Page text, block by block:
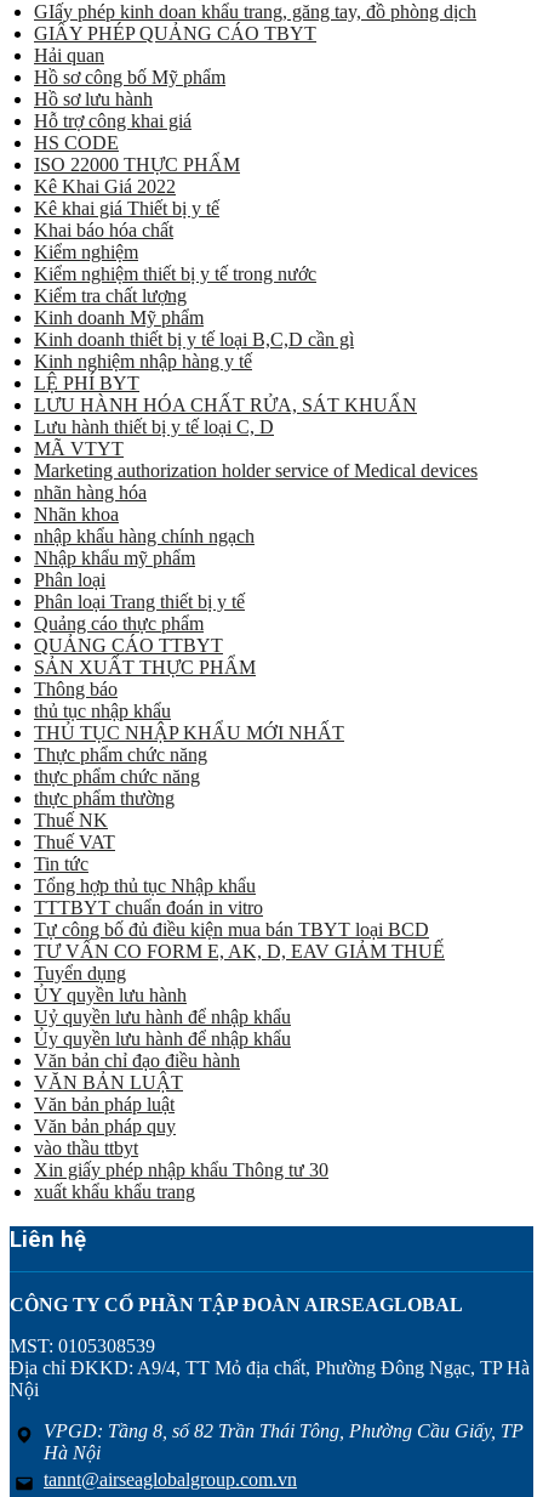
GIấy phép kinh doan khẩu trang, găng tay, đồ phòng dịch
GIẤY PHÉP QUẢNG CÁO TBYT
Hải quan
Hồ sơ công bố Mỹ phẩm
Hồ sơ lưu hành
Hỗ trợ công khai giá
HS CODE
ISO 22000 THỰC PHẨM
Kê Khai Giá 2022
Kê khai giá Thiết bị y tế
Khai báo hóa chất
Kiểm nghiệm
Kiểm nghiệm thiết bị y tế trong nước
Kiểm tra chất lượng
Kinh doanh Mỹ phẩm
Kinh doanh thiết bị y tế loại B,C,D cần gì
Kinh nghiệm nhập hàng y tế
LỆ PHÍ BYT
LƯU HÀNH HÓA CHẤT RỬA, SÁT KHUẨN
Lưu hành thiết bị y tế loại C, D
MÃ VTYT
Marketing authorization holder service of Medical devices
nhãn hàng hóa
Nhãn khoa
nhập khẩu hàng chính ngạch
Nhập khẩu mỹ phẩm
Phân loại
Phân loại Trang thiết bị y tế
Quảng cáo thực phẩm
QUẢNG CÁO TTBYT
SẢN XUẤT THỰC PHẨM
Thông báo
thủ tục nhập khẩu
THỦ TỤC NHẬP KHẨU MỚI NHẤT
Thực phẩm chức năng
thực phẩm chức năng
thực phẩm thường
Thuế NK
Thuế VAT
Tin tức
Tổng hợp thủ tục Nhập khẩu
TTTBYT chuẩn đoán in vitro
Tự công bố đủ điều kiện mua bán TBYT loại BCD
TƯ VẤN CO FORM E, AK, D, EAV GIẢM THUẾ
Tuyển dụng
ỦY quyền lưu hành
Uỷ quyền lưu hành để nhập khẩu
Ủy quyền lưu hành để nhập khẩu
Văn bản chỉ đạo điều hành
VĂN BẢN LUẬT
Văn bản pháp luật
Văn bản pháp quy
vào thầu ttbyt
Xin giấy phép nhập khẩu Thông tư 30
xuất khẩu khẩu trang
Liên hệ
CÔNG TY CỔ PHẦN TẬP ĐOÀN AIRSEAGLOBAL
MST: 0105308539
Địa chỉ ĐKKD: A9/4, TT Mỏ địa chất, Phường Đông Ngạc, TP Hà
Nội
VPGD: Tầng 8, số 82 Trần Thái Tông, Phường Cầu Giấy, TP
Hà Nội
tannt@airseaglobalgroup.com.vn